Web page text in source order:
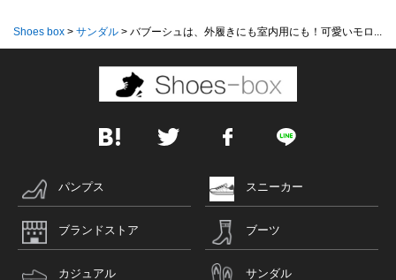
Shoes box > サンダル > バブーシュは、外履きにも室内用にも！可愛いモロ...
パンプス スニーカー
ブランドストア ブーツ
カジュアル サンダル